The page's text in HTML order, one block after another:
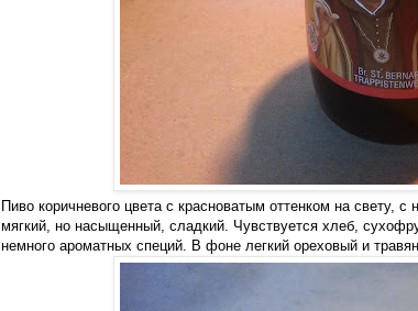
Пиво коричневого цвета с красноватым оттенком на
мягкий, но насыщенный, сладкий. Чувствуется хлеб,
немного ароматных специй. В фоне легкий ореховый и